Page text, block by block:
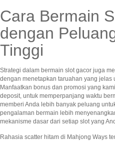
Cara Bermain
dengan
Tinggi
Strategi dalam bermain slot gacor juga
dengan menetapkan taruahan yang jelas
Manfaatkan bonus dan promosi yang
deposit, untuk memperpanjang waktu
memberi Anda lebih banyak peluang
pengalaman bermain lebih
mekanisme dasar dari setiap slot yang
Rahasia scatter hitam di Mahjong Ways